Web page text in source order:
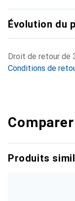
Évolution du
Droit de retour de
Conditions de
Produits